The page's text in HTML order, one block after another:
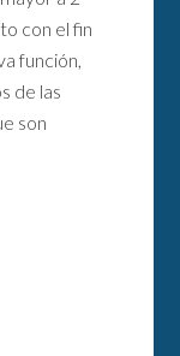
con el fin
función,
de las
son